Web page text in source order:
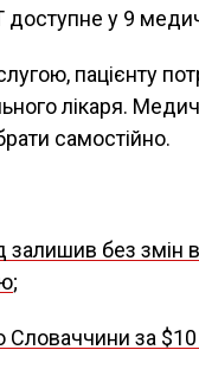
у 9
пацієнту
лікаря.
самостійно.
залишив без змін
;
за